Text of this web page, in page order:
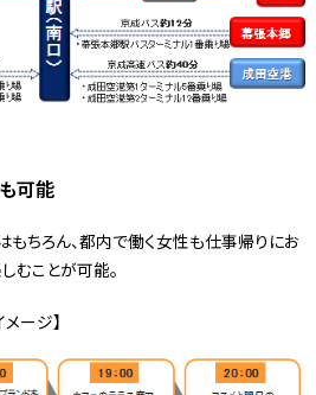
可能
ちろん、都内で働く女性も仕事帰りにお
むことが可能。
ージ】